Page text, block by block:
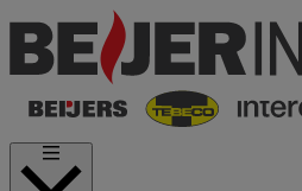
Hoppa
till
huvudinnehåll